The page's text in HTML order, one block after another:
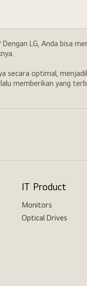
LG, Anda bisa
secara optimal,
memberikan yang
IT Product
Monitors
Optical Drives